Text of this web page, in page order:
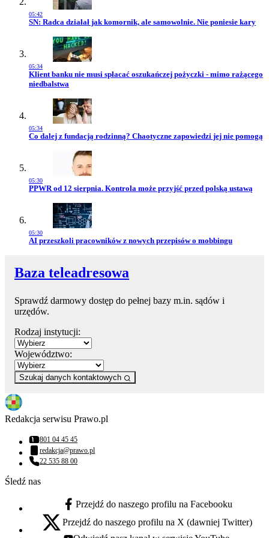
05:42
Przejdź do artykułu:
SN: Radca działał jak komornik, ale samowolnie. Nie poniesie kary
05:34
Przejdź do artykułu:
Klient banku nie musi spłacać oszukańczej pożyczki - mimo rażącego
niedbalstwa
05:34
Przejdź do artykułu:
Co dalej z fundacją rodzinną? Chaotyczne zapowiedzi jej nie pomogą
05:30
Przejdź do artykułu:
PPWR od 12 sierpnia. Kontrola może przyjść przed polską ustawą
05:30
Przejdź do artykułu:
AI przeszkoli pracowników z nowych przepisów o mobbingu
Baza teleadresowa
Sprawdź darmowy dostęp do pełnej bazy m.in. sądów i
urzędów.
Rodzaj instytucji:
Województwo:
Szukaj danych kontaktowych
Redakcja serwisu Prawo.pl
Numer telefonu:
801 04 45 45
Adres email:
redakcja@prawo.pl
Numer telefonu:
22 535 88 00
Śledź nas
facebook - otwiera się w nowej karcie
Przejdź do naszego profilu na Facebooku
x - otwiera się w nowej karcie
Przejdź do naszego profilu na X (dawniej Twitter)